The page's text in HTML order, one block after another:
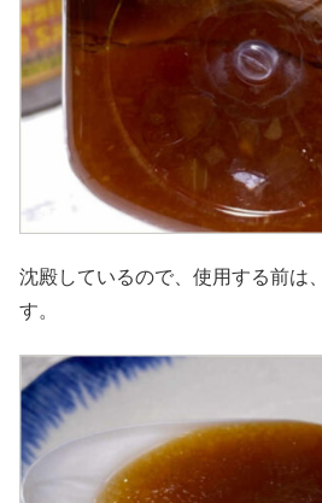
沈殿しているので、使用する前は
す。